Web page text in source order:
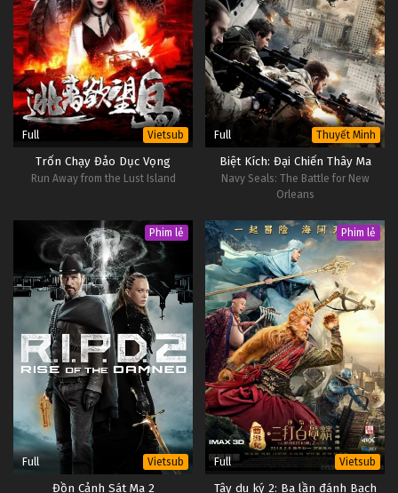
Tập 5
Đêm Định Mệnh: Vô Hạn Kiếm Giới Tập 4
Tập 4
Đêm Định Mệnh: Vô Hạn Kiếm Giới Tập 3
Tập 3
Tập 2
Đêm Định Mệnh: Vô Hạn Kiếm Giới Tập 1
Tập 1
Full Vietsub
Trốn Chạy Đảo Dục Vọng
Run Away from the Lust Island
Full Thuyết Minh
Biệt Kích: Đại Chiến Thây Ma
Navy Seals: The Battle for New
Orleans
Phim lẻ
Full Vietsub
Đồn Cảnh Sát Ma 2
Phim lẻ
Full Vietsub
Tây du ký 2: Ba lần đánh Bạch